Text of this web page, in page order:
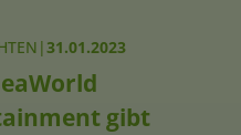
|31.01.2023
gibt